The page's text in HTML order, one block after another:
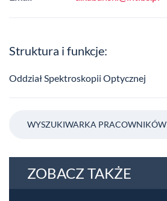
Struktura i funkcje:
Oddział Spektroskopii Optycznej
WYSZUKIWARKA PRACOWNIKÓW
ZOBACZ TAKŻE